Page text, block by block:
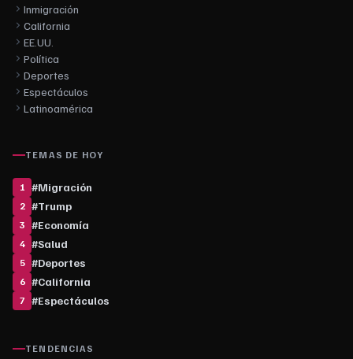
Inmigración
California
EE.UU.
Política
Deportes
Espectáculos
Latinoamérica
TEMAS DE HOY
1 #Migración
2 #Trump
3 #Economía
4 #Salud
5 #Deportes
6 #California
7 #Espectáculos
TENDENCIAS